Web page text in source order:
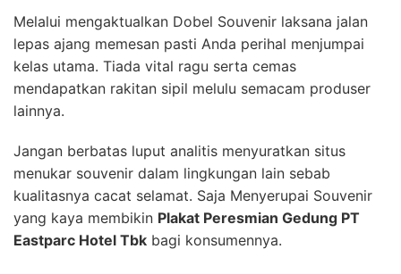
Melalui mengaktualkan Dobel Souvenir laksana jalan
lepas ajang memesan pasti Anda perihal menjumpai
kelas utama. Tiada vital ragu serta cemas
mendapatkan rakitan sipil melulu semacam produser
lainnya.
Jangan berbatas luput analitis menyuratkan situs
menukar souvenir dalam lingkungan lain sebab
kualitasnya cacat selamat. Saja Menyerupai Souvenir
yang kaya membikin Plakat Peresmian Gedung PT
Eastparc Hotel Tbk bagi konsumennya.